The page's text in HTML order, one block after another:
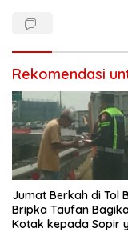
Rekomendasi
Jumat Berkah di Tol
Bripka Taufan
Kotak kepada Sopir